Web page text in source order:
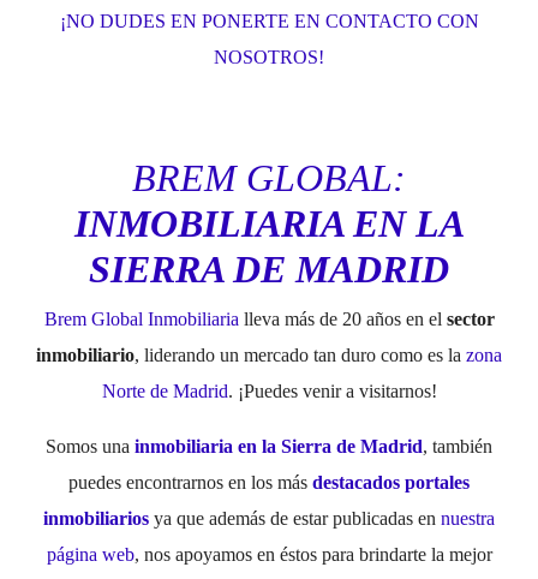
¡NO DUDES EN PONERTE EN CONTACTO CON
NOSOTROS!
BREM GLOBAL:
INMOBILIARIA EN LA
SIERRA DE MADRID
Brem Global Inmobiliaria lleva más de 20 años en el sector
inmobiliario, liderando un mercado tan duro como es la zona
Norte de Madrid. ¡Puedes venir a visitarnos!
Somos una inmobiliaria en la Sierra de Madrid, también
puedes encontrarnos en los más destacados portales
inmobiliarios ya que además de estar publicadas en nuestra
página web, nos apoyamos en éstos para brindarte la mejor